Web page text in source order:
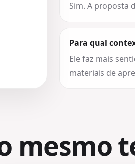
Sim. A proposta
Para qual
Ele faz mais
materiais de
mesmo